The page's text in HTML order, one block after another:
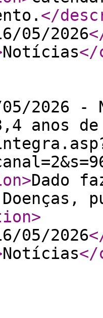
</
05/2026
Notícias</
05/2026 -
anos
>Dado
>
05/2026
Notícias</